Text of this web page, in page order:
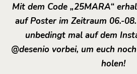
Mit dem Code „25MARA“
auf Poster im Zeitraum 06.-
unbedingt mal auf dem
@desenio vorbei, um euch
holen!